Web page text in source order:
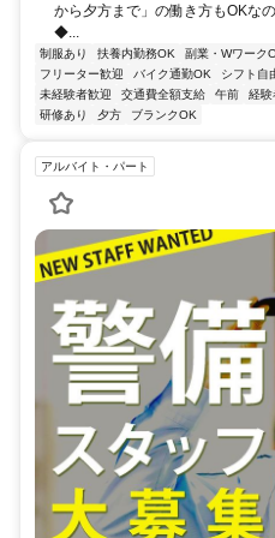
から夕方まで」の働き方もOKな
◆...
制服あり 扶養内勤務OK 副業・Wワーク
フリーター歓迎
バイク通勤OK シフト自
未経験者歓迎
交通費全額支給 午前 経験
研修あり
夕方 ブランクOK
アルバイト・パート